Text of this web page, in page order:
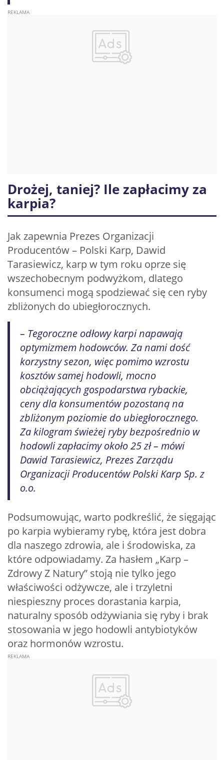
Drożej, taniej? Ile zapłacimy za
karpia?
Jak zapewnia Prezes Organizacji
Producentów – Polski Karp, Dawid
Tarasiewicz, karp w tym roku oprze się
wszechobecnym podwyżkom, dlatego
konsumenci mogą spodziewać się cen ryby
zbliżonych do ubiegłorocznych.
– Tegoroczne odłowy karpi napawają
optymizmem hodowców. Za nami dość
korzystny sezon, więc pomimo wzrostu
kosztów samej hodowli, mocno
obciążających gospodarstwa rybackie,
ceny dla konsumentów pozostaną na
zbliżonym poziomie do ubiegłorocznego.
Za kilogram świeżej ryby bezpośrednio w
hodowli zapłacimy około 25 zł – mówi
Dawid Tarasiewicz, Prezes Zarządu
Organizacji Producentów Polski Karp Sp. z
o.o.
Podsumowując, warto podkreślić, że sięgając
po karpia wybieramy rybę, która jest dobra
dla naszego zdrowia, ale i środowiska, za
które odpowiadamy. Za hasłem „Karp –
Zdrowy Z Natury” stoją nie tylko jego
właściwości odżywcze, ale i trzyletni
niespieszny proces dorastania karpia,
naturalny sposób odżywiania się ryby i brak
stosowania w jego hodowli antybiotyków
oraz hormonów wzrostu.